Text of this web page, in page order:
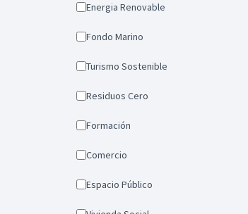
Energia Renovable
Fondo Marino
Turismo Sostenible
Residuos Cero
Formación
Comercio
Espacio Público